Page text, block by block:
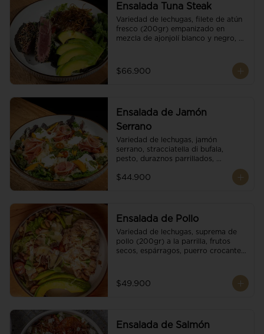
Ensalada Tuna Steak
Variedad de lechugas, filete de atún
fresco (200gr) empanizado en
mezcla de ajonjolí blanco y negro,
parmesano, puerro crocante y
reducción de balsámico.
$66.900
Ensalada de Jamón
Serrano
Variedad de lechugas, jamón
serrano, stracciatella di bufala,
pesto, duraznos parrillados,
tomate cherry y vinagreta
$44.900
Ensalada de Pollo
Variedad de lechugas, suprema de
pollo (200gr) a la parrilla, frutos
secos, espárragos, puerro crocante,
balsámico.
$49.900
Ensalada de Salmón